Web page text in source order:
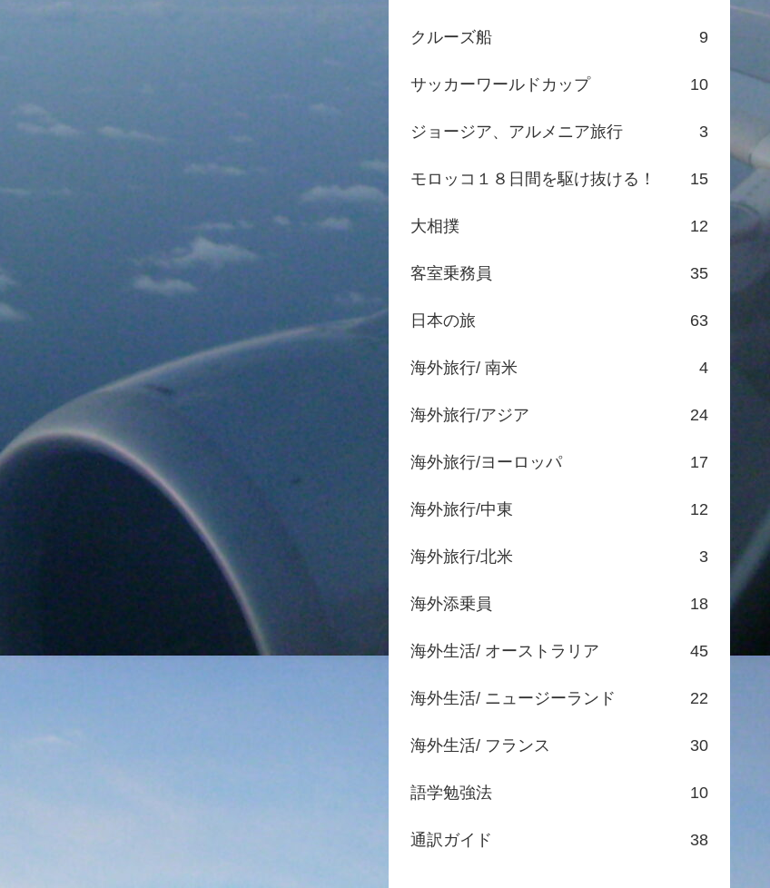
クルーズ船 9
サッカーワールドカップ 10
ジョージア、アルメニア旅行 3
モロッコ１８日間を駆け抜ける！ 15
大相撲 12
客室乗務員 35
日本の旅 63
海外旅行/ 南米 4
海外旅行/アジア 24
海外旅行/ヨーロッパ 17
海外旅行/中東 12
海外旅行/北米 3
海外添乗員 18
海外生活/ オーストラリア 45
海外生活/ ニュージーランド 22
海外生活/ フランス 30
語学勉強法 10
通訳ガイド 38